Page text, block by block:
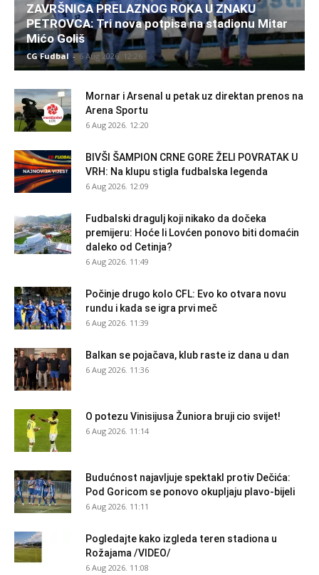
ZAVRŠNICA PRELAZNOG ROKA U ZNAKU
PETROVCA: Tri nova potpisa na stadionu Mitar
Mićo Goliš
CG Fudbal - 6 Aug 2026. 12:26
Mornar i Arsenal u petak uz direktan prenos na
Arena Sportu
6 Aug 2026. 12:20
BIVŠI ŠAMPION CRNE GORE ŽELI POVRATAK U
VRH: Na klupu stigla fudbalska legenda
6 Aug 2026. 12:09
Fudbalski dragulj koji nikako da dočeka
premijeru: Hoće li Lovćen ponovo biti domaćin
daleko od Cetinja?
6 Aug 2026. 11:49
Počinje drugo kolo CFL: Evo ko otvara novu
rundu i kada se igra prvi meč
6 Aug 2026. 11:39
Balkan se pojačava, klub raste iz dana u dan
6 Aug 2026. 11:36
O potezu Vinisijusa Žuniora bruji cio svijet!
6 Aug 2026. 11:14
Budućnost najavljuje spektakl protiv Dečića:
Pod Goricom se ponovo okupljaju plavo-bijeli
6 Aug 2026. 11:11
Pogledajte kako izgleda teren stadiona u
Rožajama /VIDEO/
6 Aug 2026. 11:08